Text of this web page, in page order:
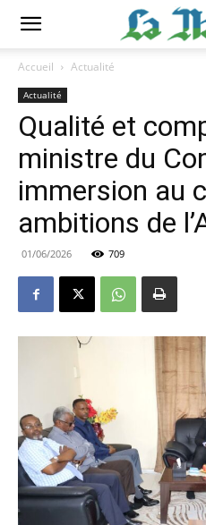
Accueil Actualité
Actualité
Qualité et
ministre du
immersion au
ambitions de
01/06/2026 709